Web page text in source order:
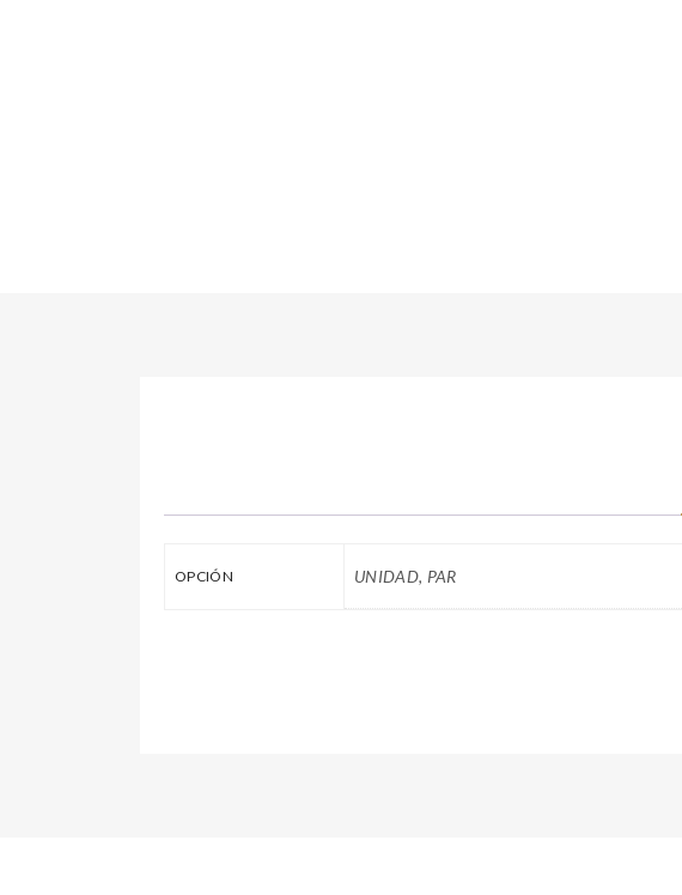
OPCIÓN UNIDAD, PAR